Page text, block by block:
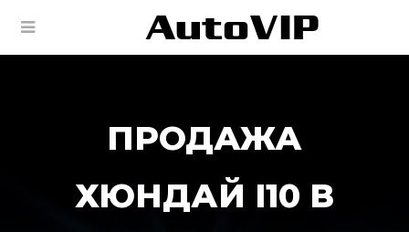
ПРОДАЖА
ХЮНДАЙ I10 В